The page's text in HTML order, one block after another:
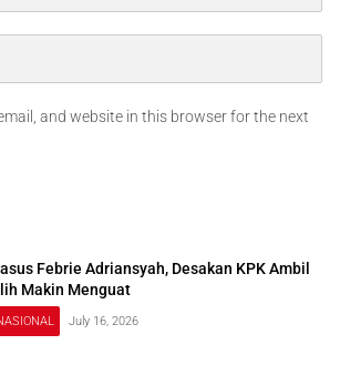
and website in this browser for the next
Febrie Adriansyah, Desakan KPK Ambil
Makin Menguat
July 16, 2026